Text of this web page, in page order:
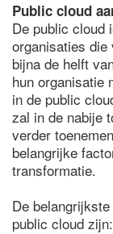
Public cloud
De public cloud
organisaties
bijna de helft
hun organisatie
in de public
zal in de nabije
verder
belangrijke
transformatie.
De
public cloud zijn: